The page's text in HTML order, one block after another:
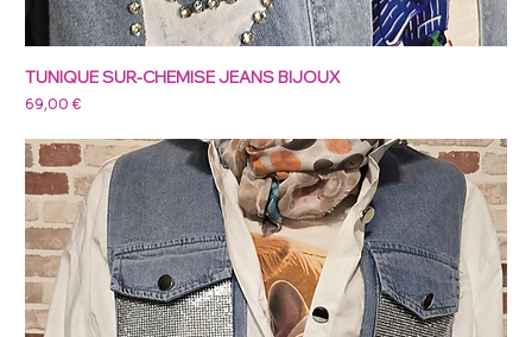
TUNIQUE SUR-CHEMISE JEANS BIJOUX
Prix
69,00 €